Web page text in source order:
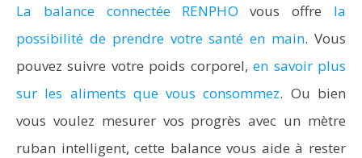
La balance connectée RENPHO vous offre la
possibilité de prendre votre santé en main. Vous
pouvez suivre votre poids corporel,en savoir plus
sur les aliments que vous consommez. Ou bien
vous voulez mesurer vos progrès avec un mètre
ruban intelligent, cette balance vous aide à rester